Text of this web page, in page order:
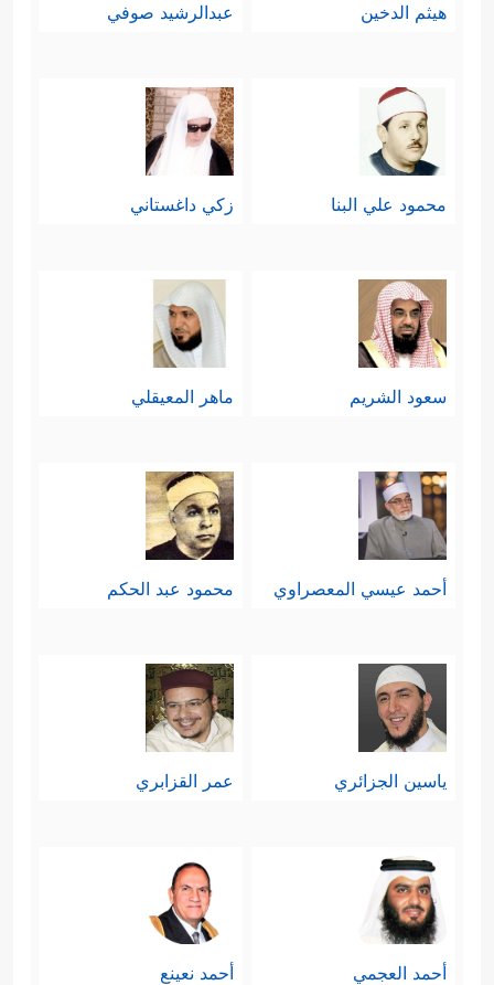
هيثم الدخين عبدالرشيد صوفي
محمود علي البنا زكي داغستاني
سعود الشريم ماهر المعيقلي
أحمد عيسي المعصراوي محمود عبد الحكم
ياسين الجزائري عمر القزابري
أحمد العجمي أحمد نعينع